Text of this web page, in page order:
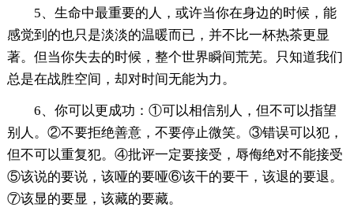
5、生命中最重要的人，或许当你在身边的时候，能
感觉到的也只是淡淡的温暖而已，并不比一杯热茶更显
著。但当你失去的时候，整个世界瞬间荒芜。只知道我们
总是在战胜空间，却对时间无能为力。
6、你可以更成功：①可以相信别人，但不可以指望
别人。②不要拒绝善意，不要停止微笑。③错误可以犯，
但不可以重复犯。④批评一定要接受，辱侮绝对不能接受
⑤该说的要说，该哑的要哑⑥该干的要干，该退的要退。
⑦该显的要显，该藏的要藏。